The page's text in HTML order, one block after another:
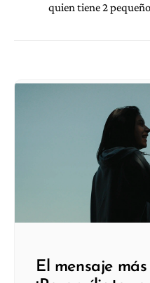
quien tiene 2
El mensaje